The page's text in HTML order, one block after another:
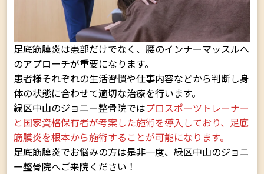
足底筋膜炎は患部だけでなく、腰のインナーマッスルへ
のアプローチが重要になります。
患者様それぞれの生活習慣や仕事内容などから判断し身
体の状態に合わせて適切な治療を行います。
緑区中山のジョニー整骨院ではプロスポーツトレーナー
と国家資格保有者が考案した施術を導入しており、足底
筋膜炎を根本から施術することが可能になります。
足底筋膜炎でお悩みの方は是非一度、緑区中山のジョニ
ー整骨院へご来院ください！